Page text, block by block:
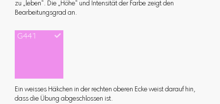
zu „leben“. Die „Höhe“ und Intensität der Farbe zeigt den
Bearbeitungsgrad an.
Ein weisses Häkchen in der rechten oberen Ecke weist darauf hin,
dass die Übung abgeschlossen ist.